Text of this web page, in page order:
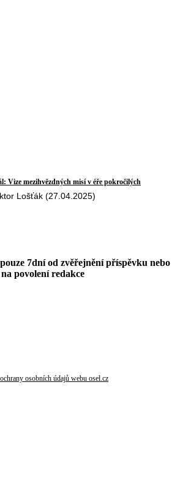
Vize mezihvězdných misí v éře pokročilých
Lošťák (27.04.2025)
7dní od zvěřejnění příspěvku nebo
na povolení redakce
osobních údajů webu osel.cz